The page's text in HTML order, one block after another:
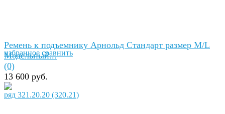
избранное сравнить
Ремень к подъемнику Арнольд Стандарт размер М/L
Модельный...
(0)
13 600 руб.